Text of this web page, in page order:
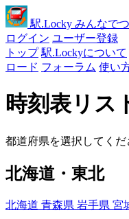
駅.Locky みんなで
ログイン ユーザー登録
トップ 駅.Lockyについて
ロード フォーラム 使い
時刻表リス
都道府県を選択してくだ
北海道・東北
北海道 青森県 岩手県 宮